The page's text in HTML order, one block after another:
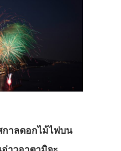
าลดอกไม้ไฟบน